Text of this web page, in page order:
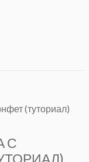
(туториал)
С